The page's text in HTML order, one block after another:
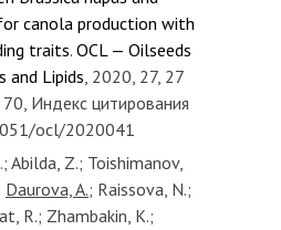
canola production with
traits. OCL — Oilseeds
and Lipids, 2020, 27, 27
Индекс цитирования
ocl/2020041
.; Abilda, Z.; Toishimanov,
Daurova, A.; Raissova, N.;
R.; Zhambakin, K.;